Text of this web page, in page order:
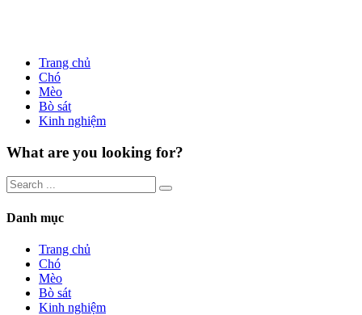
Trang chủ
Chó
Mèo
Bò sát
Kinh nghiệm
What are you looking for?
Danh mục
Trang chủ
Chó
Mèo
Bò sát
Kinh nghiệm